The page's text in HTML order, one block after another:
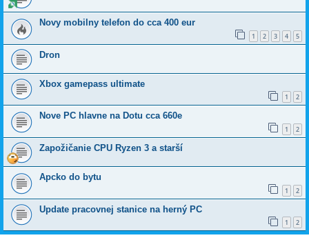
Novy mobilny telefon do cca 400 eur
1 2 3 4 5
Dron
Xbox gamepass ultimate
1 2
Nove PC hlavne na Dotu cca 660e
1 2
Zapožičanie CPU Ryzen 3 a starší
Apcko do bytu
1 2
Update pracovnej stanice na herný PC
1 2